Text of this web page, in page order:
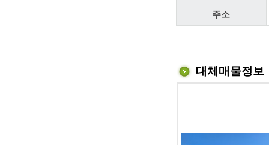
주소
대체매물정보